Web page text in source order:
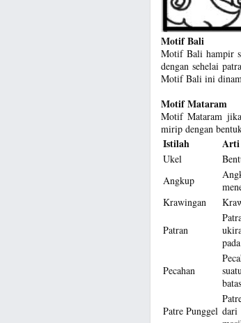
Motif Bali
Motif Bali hampir
dengan sehelai
Motif Bali ini
Motif Mataram
Motif Mataram
mirip dengan
Istilah Arti
Ukel
Angkup
Krawingan
Patran
Pecahan
Patre Punggel dari